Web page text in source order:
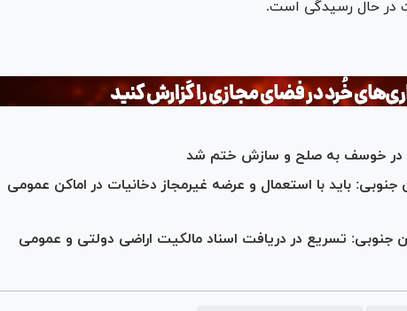
در حال رسیدگی است.
باید با استعمال و عرضه غیرمجاز دخانیات در اماکن عمومی
تسریع در دریافت اسناد مالکیت اراضی دولتی و عمومی